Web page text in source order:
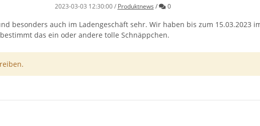
2023-03-03 12:30:00 / Produktnews / Kommentare
0
besonders auch im Ladengeschäft sehr. Wir haben bis zum 15.03.2023
das ein oder andere tolle Schnäppchen.